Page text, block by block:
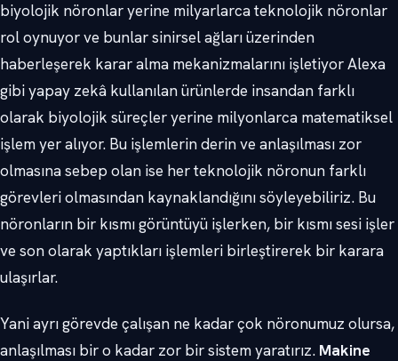
biyolojik nöronlar yerine milyarlarca teknolojik nöronlar
rol oynuyor ve bunlar sinirsel ağları üzerinden
haberleşerek karar alma mekanizmalarını işletiyor Alexa
gibi yapay zekâ kullanılan ürünlerde insandan farklı
olarak biyolojik süreçler yerine milyonlarca matematiksel
işlem yer alıyor. Bu işlemlerin derin ve anlaşılması zor
olmasına sebep olan ise her teknolojik nöronun farklı
görevleri olmasından kaynaklandığını söyleyebiliriz. Bu
nöronların bir kısmı görüntüyü işlerken, bir kısmı sesi işler
ve son olarak yaptıkları işlemleri birleştirerek bir karara
ulaşırlar.
Yani ayrı görevde çalışan ne kadar çok nöronumuz olursa,
anlaşılması bir o kadar zor bir sistem yaratırız. Makine